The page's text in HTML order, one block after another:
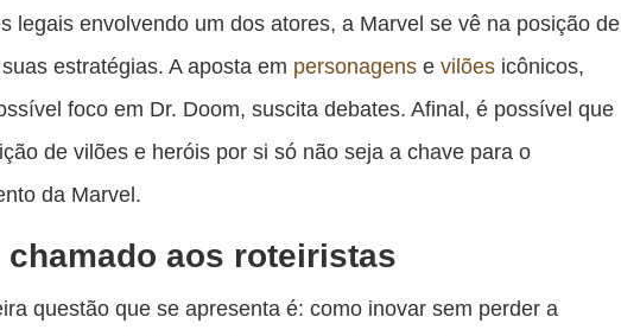
legais envolvendo um dos atores, a Marvel se vê na posição de
estratégias. A aposta em personagens evilões icônicos,
foco em Dr. Doom, suscita debates. Afinal, é possível que
de vilões e heróis por si só não seja a chave para o
da Marvel.
chamado aos roteiristas
questão que se apresenta é: como inovar sem perder a